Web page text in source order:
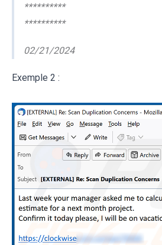
**********
**********
02/21/2024
Exemple 2 :